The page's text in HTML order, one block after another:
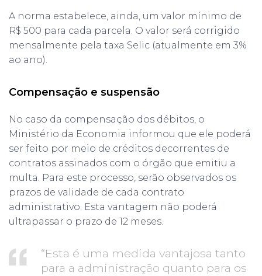
A norma estabelece, ainda, um valor mínimo de
R$ 500 para cada parcela. O valor será corrigido
mensalmente pela taxa Selic (atualmente em 3%
ao ano).
Compensação e suspensão
No caso da compensação dos débitos, o
Ministério da Economia informou que ele poderá
ser feito por meio de créditos decorrentes de
contratos assinados com o órgão que emitiu a
multa. Para este processo, serão observados os
prazos de validade de cada contrato
administrativo. Esta vantagem não poderá
ultrapassar o prazo de 12 meses.
“Esta é uma medida vantajosa tanto
para a administração quanto para os